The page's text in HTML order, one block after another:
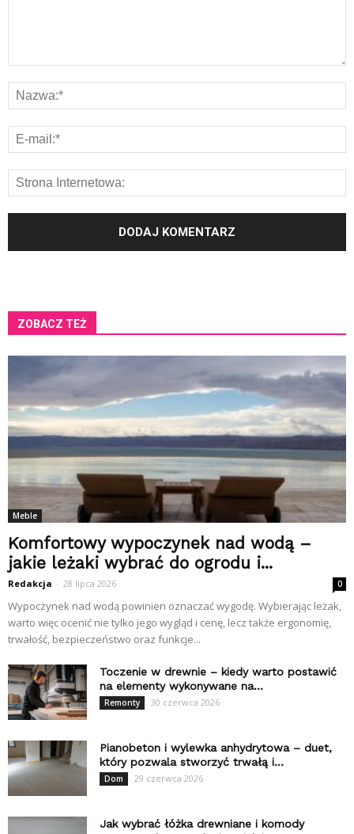
ZOBACZ TEŻ
Meble
Komfortowy wypoczynek nad wodą –
jakie leżaki wybrać do ogrodu i...
Redakcja - 28 lipca 2026 0
Wypoczynek nad wodą powinien oznaczać wygodę. Wybierając leżak,
warto więc ocenić nie tylko jego wygląd i cenę, lecz także ergonomię,
trwałość, bezpieczeństwo oraz funkcje...
Toczenie w drewnie – kiedy warto postawić
na elementy wykonywane na...
Remonty 30 czerwca 2026
Pianobeton i wylewka anhydrytowa – duet,
który pozwala stworzyć trwałą i...
Dom 29 czerwca 2026
Jak wybrać łóżka drewniane i komody